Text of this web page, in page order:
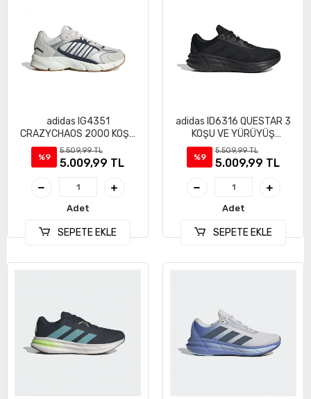
adidas IG4351
CRAZYCHAOS 2000 KOŞU
VE YÜRÜYÜŞ AYAKKABI
%9
5.509,99 TL
5.009,99 TL
Adet
SEPETE EKLE
adidas ID6316 QUESTAR 3
KOŞU VE YÜRÜYÜŞ
AYAKKABI
%9
5.509,99 TL
5.009,99 TL
Adet
SEPETE EKLE